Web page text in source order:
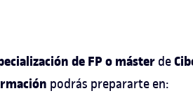
de FP o máster de
podrás prepararte en: